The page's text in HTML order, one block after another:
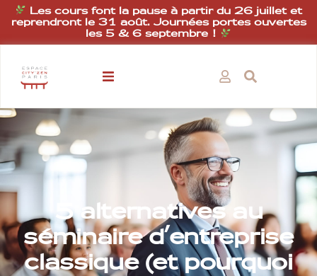
Les cours font la pause à partir du 26 juillet et
reprendront le 31 août. Journées portes ouvertes
les 5 & 6 septembre !
5 alternatives au
séminaire d’entreprise
classique (et pourquoi